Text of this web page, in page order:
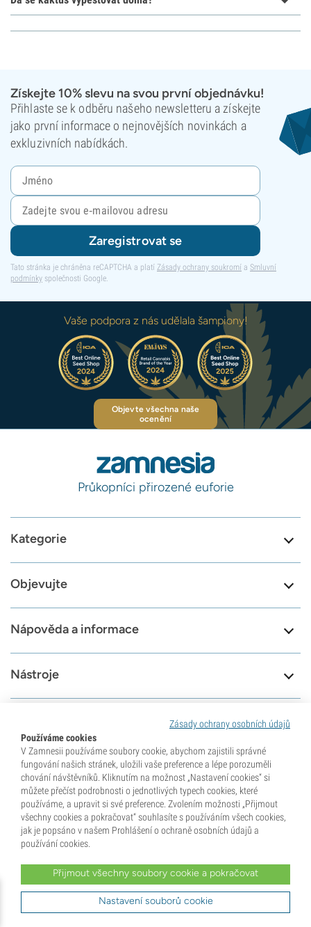
Získejte 10% slevu na svou první objednávku!
Přihlaste se k odběru našeho newsletteru a získejte
jako první informace o nejnovějších novinkách a
exkluzivních nabídkách.
Zaregistrovat se
Tato stránka je chráněna reCAPTCHA a platí Zásady ochrany soukromí a Smluvní
podmínky společnosti Google.
Vaše podpora z nás udělala šampiony!
Objevte všechna naše
ocenění
Průkopníci přirozené euforie
Kategorie
Objevujte
Nápověda a informace
Nástroje
Zásady ochrany osobních údajů
Používáme cookies
V Zamnesii používáme soubory cookie, abychom zajistili správné
fungování našich stránek, uložili vaše preference a lépe porozuměli
chování návštěvníků. Kliknutím na možnost „Nastavení cookies“ si
můžete přečíst podrobnosti o jednotlivých typech cookies, které
používáme, a upravit si své preference. Zvolením možnosti „Přijmout
všechny cookies a pokračovat“ souhlasíte s používáním všech cookies,
jak je popsáno v našem Prohlášení o ochraně osobních údajů a
používání cookies.
Přijmout všechny soubory cookie a pokračovat
Nastavení souborů cookie
8.6
79577
Recenze
Jsme tu pro vás
Navštivte naši stránku
podpory